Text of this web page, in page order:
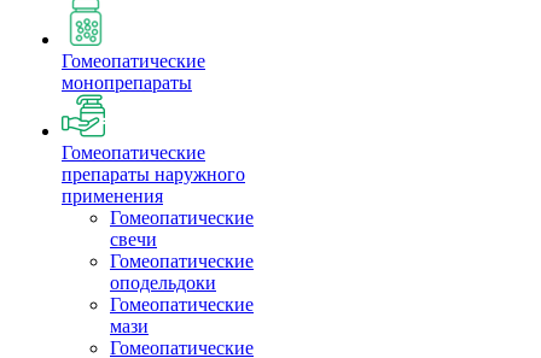
Гомеопатические
монопрепараты
Гомеопатические
препараты наружного
применения
Гомеопатические
свечи
Гомеопатические
оподельдоки
Гомеопатические
мази
Гомеопатические